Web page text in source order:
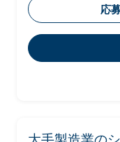
・
場
・
-
-
応